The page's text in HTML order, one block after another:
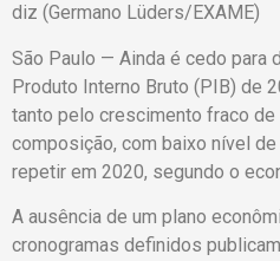
diz (Germano Lüders/EXAME)
São Paulo — Ainda é cedo para
Produto Interno Bruto (PIB) de
tanto pelo crescimento fraco de
composição, com baixo nível
repetir em 2020, segundo o
A ausência de um plano
cronogramas definidos